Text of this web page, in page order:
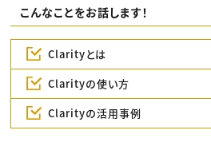
こんなことをお話します！
Clarityとは
Clarityの使い方
Clarityの活用事例